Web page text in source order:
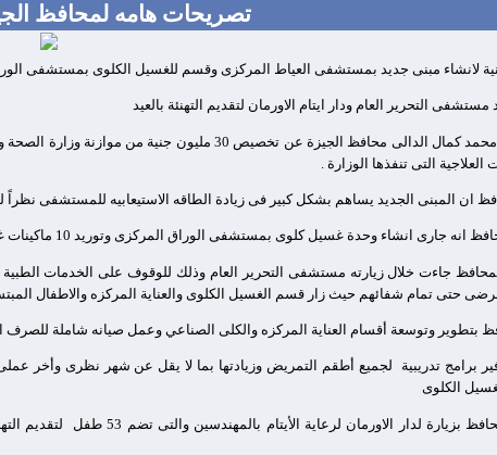
تصريحات هامه لمحافظ
مستشفى التحرير العام ودار ايتام الاورمان لتقديم التهنئة بالعيد
محافظ الجيزة عن تخصيص 30 مليون جنية من موازنة وزارة الصحة والسكان لانشاء مبنى جديد بمستشفى العياط المركزى
التى تنفذها الوزارة .
ان المبنى الجديد يساهم بشكل كبير فى زيادة الطاقه الاستيعابيه للمستشفى نظراً
انشاء وحدة غسيل كلوى بمستشفى الوراق المركزى وتوريد 10 ماكينات غسيل كلوى للمستشفى للبدء فى تقديم خدماتها للمرضي .
جاءت خلال زيارته مستشفى التحرير العام وذلك للوقوف على الخدمات
حتى تمام شفائهم حيث زار قسم الغسيل الكلوى والعناية المركزه والاطفال
بتطوير وتوسعة أقسام العناية المركزه والكلى الصناعي وعمل صيانه شاملة للصرف
برامج تدريبية
الكلوى
بزيارة لدار الاورمان لرعاية الأيتام بالمهندسين والتى تضم 53 طفل
لتقديم